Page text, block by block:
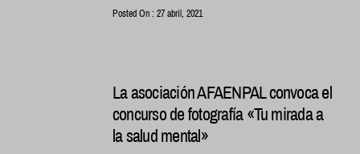
Posted On : 27 abril, 2021
La asociación AFAENPAL convoca el
concurso de fotografía «Tu mirada a
la salud mental»